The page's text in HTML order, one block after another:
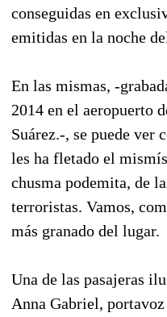
conseguidas en
emitidas en la noche
En las mismas, -
2014 en el aeropuerto
Suárez.-, se puede ver
les ha fletado el
chusma podemita, de
terroristas. Vamos,
más granado del lugar.
Una de las pasajeras
Anna Gabriel,